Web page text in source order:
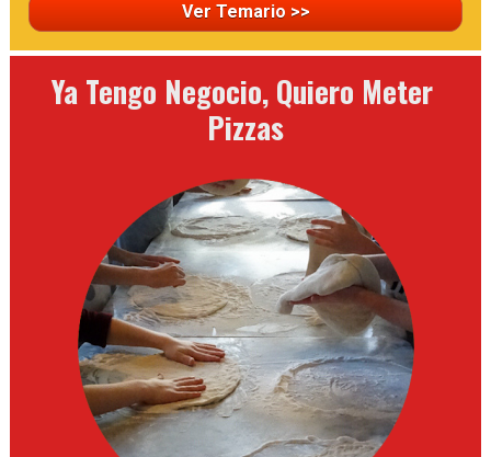
Ver Temario >>
Ya Tengo Negocio, Quiero Meter
Pizzas